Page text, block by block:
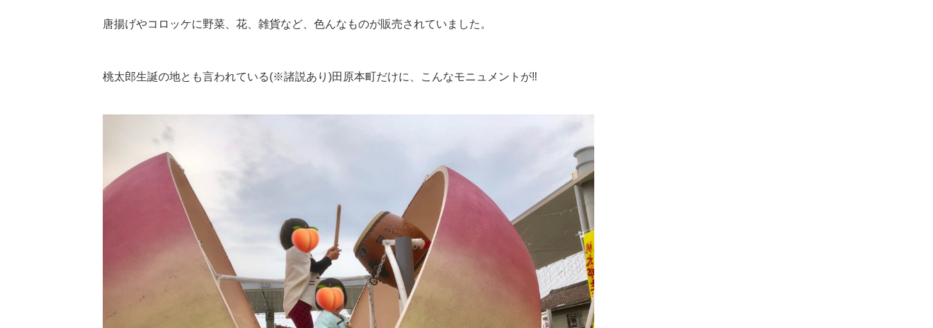
唐揚げやコロッケに野菜、花、雑貨など、色んなものが販売されていました。
桃太郎生誕の地とも言われている(※諸説あり)田原本町だけに、こんなモニュメントが‼︎